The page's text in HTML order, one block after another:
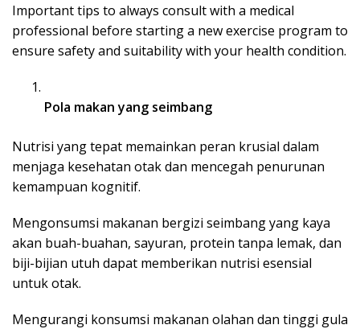
Important tips to always consult with a medical
professional before starting a new exercise program to
ensure safety and suitability with your health condition.
Pola makan yang seimbang
Nutrisi yang tepat memainkan peran krusial dalam
menjaga kesehatan otak dan mencegah penurunan
kemampuan kognitif.
Mengonsumsi makanan bergizi seimbang yang kaya
akan buah-buahan, sayuran, protein tanpa lemak, dan
biji-bijian utuh dapat memberikan nutrisi esensial
untuk otak.
Mengurangi konsumsi makanan olahan dan tinggi gula